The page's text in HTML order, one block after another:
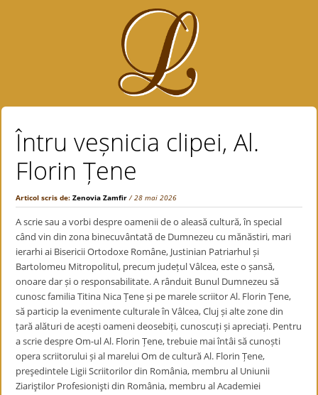
Întru veșnicia clipei, Al.
Florin Țene
Articol scris de:Zenovia Zamfir / 28 mai 2026
A scrie sau a vorbi despre oamenii de o aleasă cultură, în special
când vin din zona binecuvântată de Dumnezeu cu mănăstiri, mari
ierarhi ai Bisericii Ortodoxe Române, Justinian Patriarhul și
Bartolomeu Mitropolitul, precum județul Vâlcea, este o șansă,
onoare dar și o responsabilitate. A rânduit Bunul Dumnezeu să
cunosc familia Titina Nica Țene și pe marele scriitor Al. Florin Țene,
să particip la evenimente culturale în Vâlcea, Cluj și alte zone din
țară alături de acești oameni deosebiți, cunoscuți și apreciați. Pentru
a scrie despre Om-ul Al. Florin Țene, trebuie mai întâi să cunoști
opera scriitorului și al marelui Om de cultură Al. Florin Țene,
preşedintele Ligii Scriitorilor din România, membru al Uniunii
Ziariştilor Profesionişti din România, membru al Academiei